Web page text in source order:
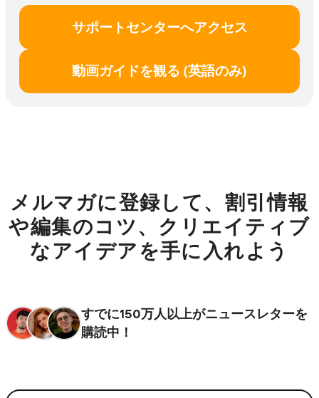
サポートセンターへアクセス
動画ガイドを観る (英語のみ)
メルマガに登録して、割引情報
や編集のコツ、クリエイティブ
なアイデアを手に入れよう
すでに150万人以上がニュースレターを
購読中！